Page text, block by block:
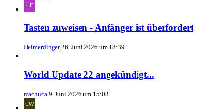
Tasten zuweisen - Anfänger ist überfordert
Heimerdinger 26. Juni 2026 um 18:39
World Update 22 angekündigt...
machuca 9. Juni 2026 um 15:03